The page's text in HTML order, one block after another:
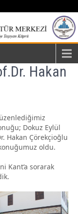
Hakan
Dokuz Eylül
Hakan Çörekçioğlu
konuğumuz oldu.
Kant’a sorarak